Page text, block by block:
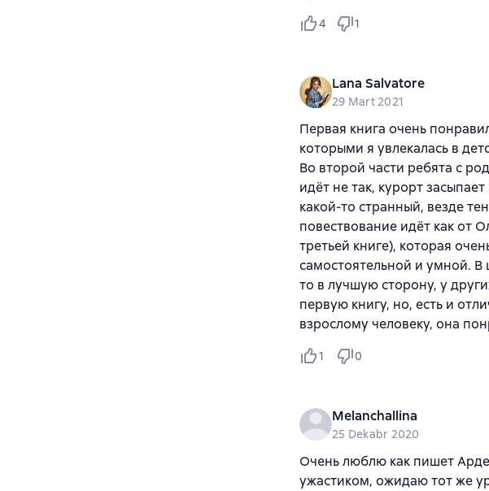
4 1
Lana Salvatore
29 Mart 2021
Первая книга очень
которыми я увлекалась в
Во второй части ребята с
идёт не так, курорт
какой-то странный, везде
повествование идёт как от
третьей книге), которая
самостоятельной и умной. В
то в лучшую сторону, у
первую книгу, но, есть и
взрослому человеку, она
1 0
Melanchallina
25 Dekabr 2020
Очень люблю как пишет
ужастиком, ожидаю тот же